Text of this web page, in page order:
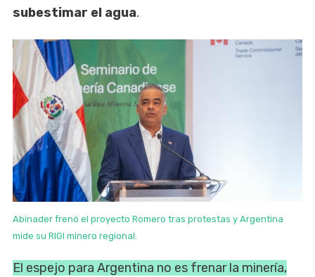
subestimar el agua.
Abinader frenó el proyecto Romero tras protestas y Argentina
mide su RIGI minero regional.
El espejo para Argentina no es frenar la minería,